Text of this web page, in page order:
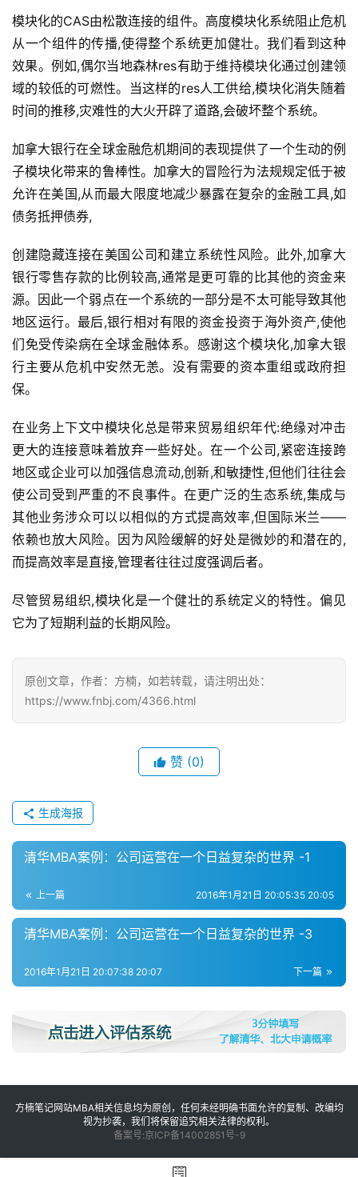
院
校
闻
M
A
申
请
公
课
M
B
A
咨
询
问
模块化的CAS由松散连接的组件。高度模块化系统阻止危机
从一个组件的传播,使得整个系统更加健壮。我们看到这种
效果。例如,偶尔当地森林res有助于维持模块化通过创建领
域的较低的可燃性。当这样的res人工供给,模块化消失随着
时间的推移,灾难性的大火开辟了道路,会破坏整个系统。
加拿大银行在全球金融危机期间的表现提供了一个生动的例
子模块化带来的鲁棒性。加拿大的冒险行为法规规定低于被
允许在美国,从而最大限度地减少暴露在复杂的金融工具,如
债务抵押债券,
创建隐藏连接在美国公司和建立系统性风险。此外,加拿大
银行零售存款的比例较高,通常是更可靠的比其他的资金来
源。因此一个弱点在一个系统的一部分是不太可能导致其他
地区运行。最后,银行相对有限的资金投资于海外资产,使他
们免受传染病在全球金融体系。感谢这个模块化,加拿大银
行主要从危机中安然无恙。没有需要的资本重组或政府担
保。
在业务上下文中模块化总是带来贸易组织年代:绝缘对冲击
更大的连接意味着放弃一些好处。在一个公司,紧密连接跨
地区或企业可以加强信息流动,创新,和敏捷性,但他们往往会
使公司受到严重的不良事件。在更广泛的生态系统,集成与
其他业务涉众可以以相似的方式提高效率,但国际米兰——
依赖也放大风险。因为风险缓解的好处是微妙的和潜在的,
而提高效率是直接,管理者往往过度强调后者。
尽管贸易组织,模块化是一个健壮的系统定义的特性。偏见
它为了短期利益的长期风险。
原创文章，作者：方楠，如若转载，请注明出处：
https://www.fnbj.com/4366.html
赞 (0)
生成海报
清华MBA案例：公司运营在一个日益复杂的世界 -1
上一篇 2016年1月21日 20:05:35 20:05
清华MBA案例：公司运营在一个日益复杂的世界 -3
下一篇
2016年1月21日 20:07:38 20:07
方楠笔记网站MBA相关信息均为原创，任何未经明确书面允许的复制、改编均
视为抄袭，我们将保留追究相关法律的权利。
备案号:京ICP备14002851号-9